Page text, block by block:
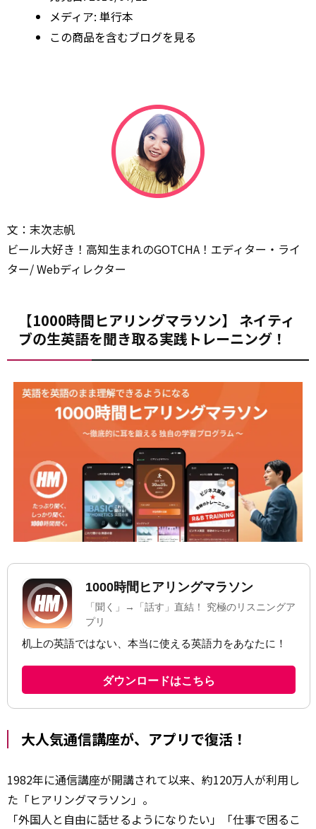
メディア: 単行本
この商品を含むブログを見る
文：末次志帆
ビール大好き！高知生まれのGOTCHA！エディター・ライ
ター/ Webディレクター
【1000時間ヒアリングマラソン】 ネイティ
ブの生英語を聞き取る実践トレーニング！
大人気通信講座が、アプリで復活！
1982年に通信講座が開講されて以来、約120万人が利用し
た「ヒアリングマラソン」。
「外国人と自由に話せるようになりたい」「仕事で困るこ